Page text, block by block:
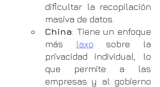
dificultar la recopilación
masiva de datos.
China: Tiene un enfoque
más
laxo sobre la
privacidad individual, lo
que permite a las
empresas y al gobierno